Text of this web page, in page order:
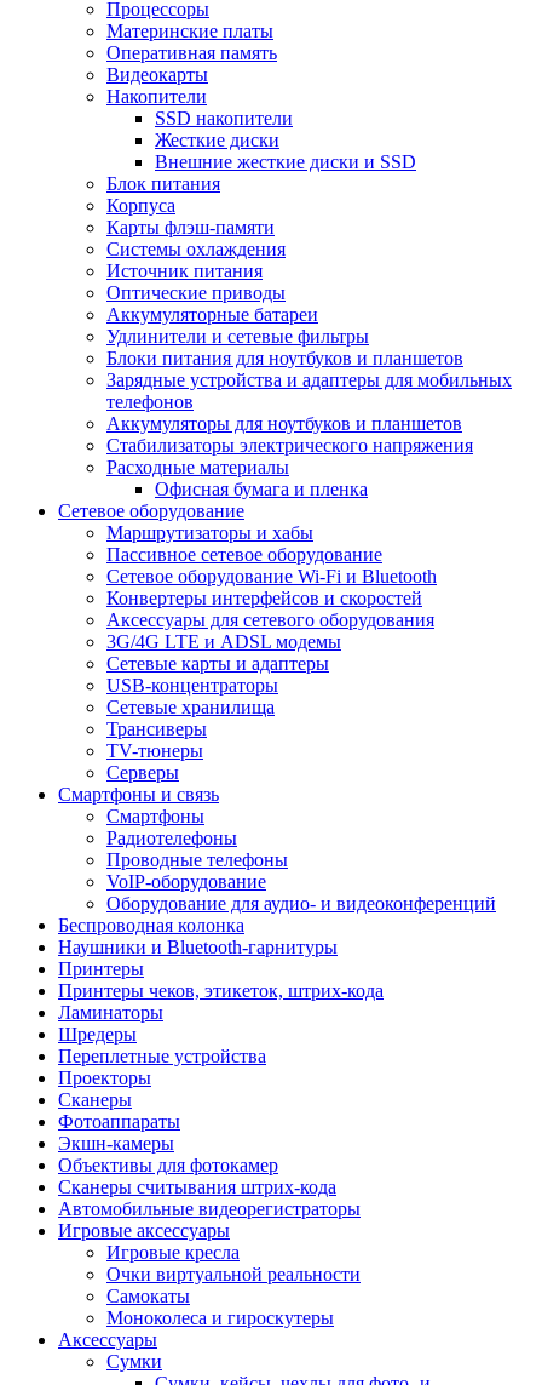
Процессоры
Материнские платы
Оперативная память
Видеокарты
Накопители
SSD накопители
Жесткие диски
Внешние жесткие диски и SSD
Блок питания
Корпуса
Карты флэш-памяти
Системы охлаждения
Источник питания
Оптические приводы
Аккумуляторные батареи
Удлинители и сетевые фильтры
Блоки питания для ноутбуков и планшетов
Зарядные устройства и адаптеры для мобильных
телефонов
Аккумуляторы для ноутбуков и планшетов
Стабилизаторы электрического напряжения
Расходные материалы
Офисная бумага и пленка
Сетевое оборудование
Маршрутизаторы и хабы
Пассивное сетевое оборудование
Сетевое оборудование Wi-Fi и Bluetooth
Конвертеры интерфейсов и скоростей
Аксессуары для сетевого оборудования
3G/4G LTE и ADSL модемы
Сетевые карты и адаптеры
USB-концентраторы
Сетевые хранилища
Трансиверы
TV-тюнеры
Серверы
Смартфоны и связь
Смартфоны
Радиотелефоны
Проводные телефоны
VoIP-оборудование
Оборудование для аудио- и видеоконференций
Беспроводная колонка
Наушники и Bluetooth-гарнитуры
Принтеры
Принтеры чеков, этикеток, штрих-кода
Ламинаторы
Шредеры
Переплетные устройства
Проекторы
Сканеры
Фотоаппараты
Экшн-камеры
Объективы для фотокамер
Сканеры считывания штрих-кода
Автомобильные видеорегистраторы
Игровые аксессуары
Игровые кресла
Очки виртуальной реальности
Самокаты
Моноколеса и гироскутеры
Аксессуары
Сумки